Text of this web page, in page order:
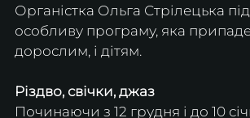
Органістка Ольга Стрілецька
особливу програму, яка припаде
дорослим, і дітям.
Різдво, свічки, джаз
Починаючи з 12 грудня і до 10